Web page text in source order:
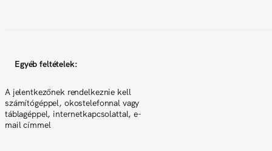
Egyéb feltételek:
A jelentkezőnek rendelkeznie kell
számítógéppel, okostelefonnal vagy
táblagéppel, internetkapcsolattal, e-
mail címmel